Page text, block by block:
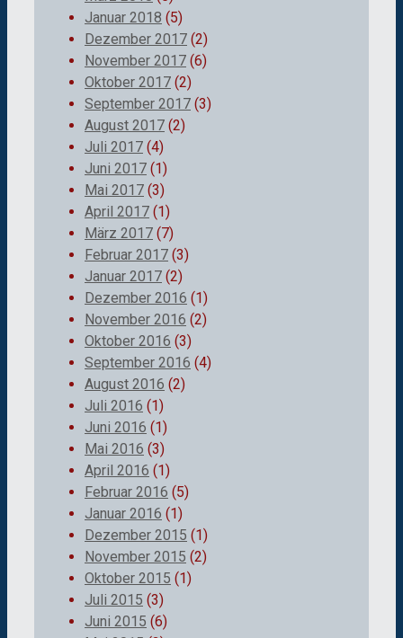
Januar 2018 (5)
Dezember 2017 (2)
November 2017 (6)
Oktober 2017 (2)
September 2017 (3)
August 2017 (2)
Juli 2017 (4)
Juni 2017 (1)
Mai 2017 (3)
April 2017 (1)
März 2017 (7)
Februar 2017 (3)
Januar 2017 (2)
Dezember 2016 (1)
November 2016 (2)
Oktober 2016 (3)
September 2016 (4)
August 2016 (2)
Juli 2016 (1)
Juni 2016 (1)
Mai 2016 (3)
April 2016 (1)
Februar 2016 (5)
Januar 2016 (1)
Dezember 2015 (1)
November 2015 (2)
Oktober 2015 (1)
Juli 2015 (3)
Juni 2015 (6)